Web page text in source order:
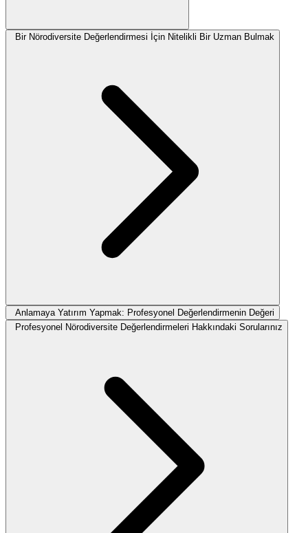
Bir Nörodiversite Değerlendirmesi İçin Nitelikli Bir Uzman Bulmak
Anlamaya Yatırım Yapmak: Profesyonel Değerlendirmenin Değeri
Profesyonel Nörodiversite Değerlendirmeleri Hakkındaki Sorularınız